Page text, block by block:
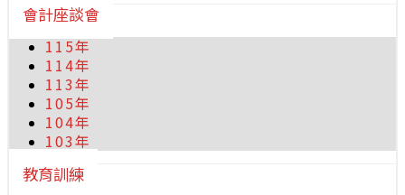
會計座談會
115年
114年
113年
105年
104年
103年
教育訓練